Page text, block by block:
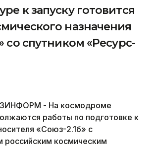
к запуску готовится
назначения
со спутником «Ресурс-
- На космодроме
работы по подготовке к
«Союз-2.1б» с
российским космическим